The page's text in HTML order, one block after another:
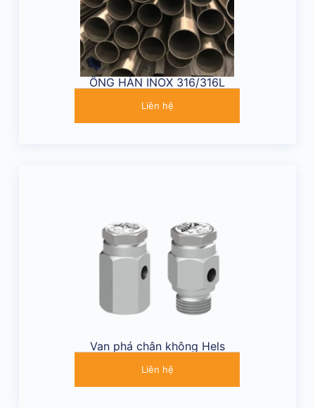
ỐNG HÀN INOX 316/316L
Liên hệ
Van phá chân không Hels
Liên hệ